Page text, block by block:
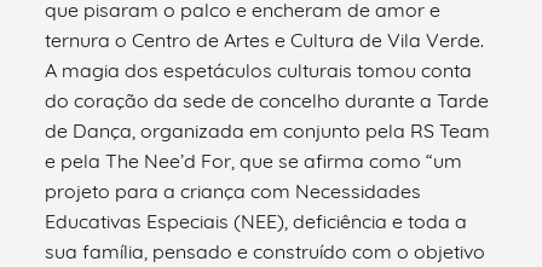
que pisaram o palco e encheram de amor e
ternura o Centro de Artes e Cultura de Vila Verde.
A magia dos espetáculos culturais tomou conta
do coração da sede de concelho durante a Tarde
de Dança, organizada em conjunto pela RS Team
e pela The Nee’d For, que se afirma como “um
projeto para a criança com Necessidades
Educativas Especiais (NEE), deficiência e toda a
sua família, pensado e construído com o objetivo